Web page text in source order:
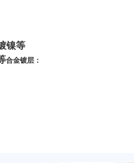
镍等
合金镀层：